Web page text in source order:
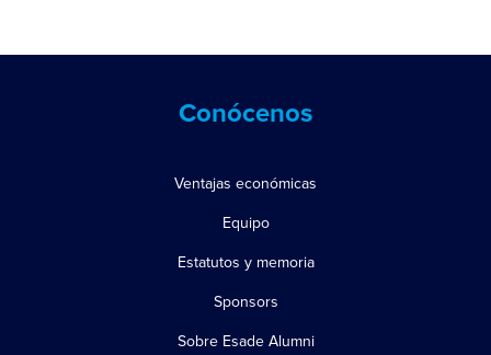
Conócenos
Ventajas económicas
Equipo
Estatutos y memoria
Sponsors
Sobre Esade Alumni